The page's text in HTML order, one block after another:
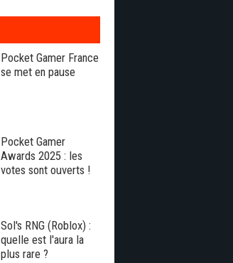
Pocket Gamer France
se met en pause
Pocket Gamer
Awards 2025 : les
votes sont ouverts !
Sol's RNG (Roblox) :
quelle est l'aura la
plus rare ?